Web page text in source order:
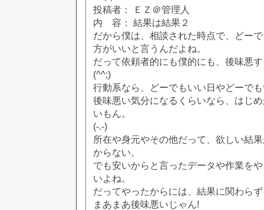
投稿者： ＥＺ＠管理人
内 容： 結果は結果２
だから僕は、相談された時点で、どー
方がいいと言うんだよね。
だって依頼者的にも僕的にも、後味悪
(^^;)
行動系なら、どーでもいい日やどーで
後味悪い気分になるくらいなら、はじ
いもん。
(-.-)
所在や身元やその他だって、欲しい結
からない。
でも安いからと言ったデータや作業を
いよね。
だってやったからには、結果に関わら
まあまあ後味悪いじゃん!